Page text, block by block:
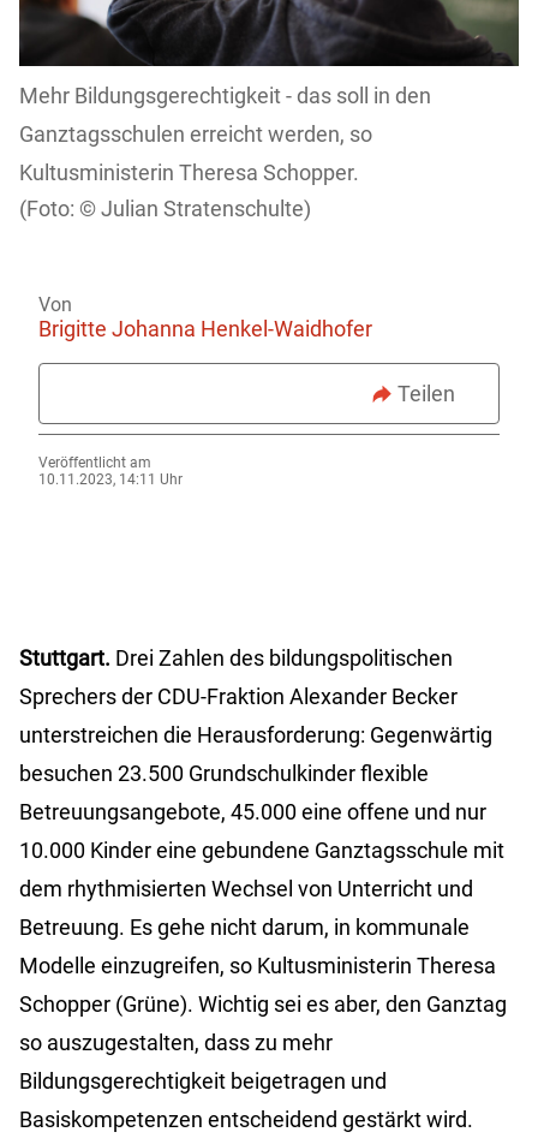
Mehr Bildungsgerechtigkeit - das soll in den
Ganztagsschulen erreicht werden, so
Kultusministerin Theresa Schopper.
Julian Stratenschulte)
Von
Brigitte Johanna Henkel-Waidhofer
Teilen
Veröffentlicht am
10.11.2023, 14:11 Uhr
Stuttgart. Drei Zahlen des bildungspolitischen
Sprechers der CDU-Fraktion Alexander Becker
unterstreichen die Herausforderung: Gegenwärtig
besuchen 23.500 Grundschulkinder flexible
Betreuungsangebote, 45.000 eine offene und nur
10.000 Kinder eine gebundene Ganztagsschule mit
dem rhythmisierten Wechsel von Unterricht und
Betreuung. Es gehe nicht darum, in kommunale
Modelle einzugreifen, so Kultusministerin Theresa
Schopper (Grüne). Wichtig sei es aber, den Ganztag
so auszugestalten, dass zu mehr
Bildungsgerechtigkeit beigetragen und
Basiskompetenzen entscheidend gestärkt wird.